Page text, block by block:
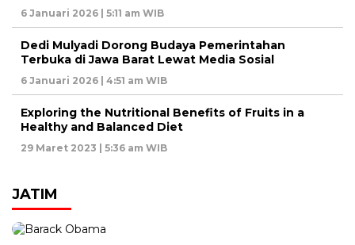
6 Januari 2026 | 5:11 am WIB
Dedi Mulyadi Dorong Budaya Pemerintahan
Terbuka di Jawa Barat Lewat Media Sosial
6 Januari 2026 | 4:51 am WIB
Exploring the Nutritional Benefits of Fruits in a
Healthy and Balanced Diet
29 Maret 2023 | 5:36 am WIB
JATIM